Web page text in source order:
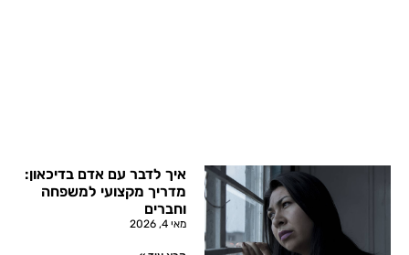
איך לדבר עם אדם בדיכאון:
מדריך מקצועי למשפחה
וחברים
מאי 4, 2026